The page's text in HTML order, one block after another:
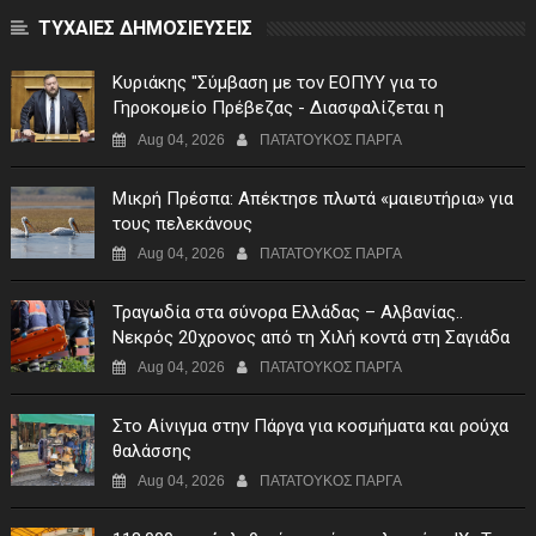
ΤΥΧΑΙΕΣ ΔΗΜΟΣΙΕΥΣΕΙΣ
Κυριάκης "Σύμβαση με τον ΕΟΠΥΥ για το
Γηροκομείο Πρέβεζας - Διασφαλίζεται η
χρηματοδότηση της λειτουργίας του"
Aug 04, 2026 ΠΑΤΑΤΟΥΚΟΣ ΠΑΡΓΑ
Μικρή Πρέσπα: Απέκτησε πλωτά «μαιευτήρια» για
τους πελεκάνους
Aug 04, 2026 ΠΑΤΑΤΟΥΚΟΣ ΠΑΡΓΑ
Τραγωδία στα σύνορα Ελλάδας – Αλβανίας..
Νεκρός 20χρονος από τη Χιλή κοντά στη Σαγιάδα
Aug 04, 2026 ΠΑΤΑΤΟΥΚΟΣ ΠΑΡΓΑ
Στο Αίνιγμα στην Πάργα για κοσμήματα και ρούχα
θαλάσσης
Aug 04, 2026 ΠΑΤΑΤΟΥΚΟΣ ΠΑΡΓΑ